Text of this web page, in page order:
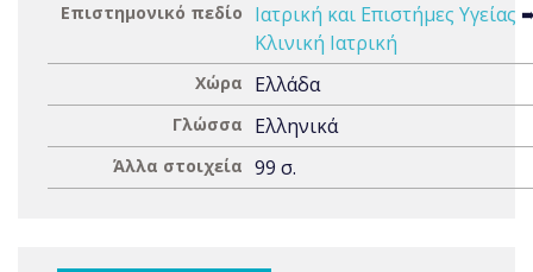
Επιστημονικό πεδίο Ιατρική και Επιστήμες Υγείας
Κλινική Ιατρική
Χώρα Ελλάδα
Γλώσσα Ελληνικά
Άλλα στοιχεία 99 σ.